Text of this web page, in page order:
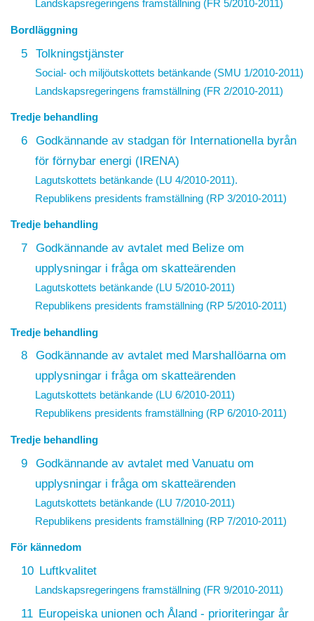
Landskapsregeringens framställning (FR 5/2010-2011)
Bordläggning
5 Tolkningstjänster
Social- och miljöutskottets betänkande (SMU 1/2010-2011)
Landskapsregeringens framställning (FR 2/2010-2011)
Tredje behandling
6
Godkännande av stadgan för Internationella byrån
för förnybar energi (IRENA)
Lagutskottets betänkande (LU 4/2010-2011).
Republikens presidents framställning (RP 3/2010-2011)
Tredje behandling
7
Godkännande av avtalet med Belize om
upplysningar i fråga om skatteärenden
Lagutskottets betänkande (LU 5/2010-2011)
Republikens presidents framställning (RP 5/2010-2011)
Tredje behandling
8
Godkännande av avtalet med Marshallöarna om
upplysningar i fråga om skatteärenden
Lagutskottets betänkande (LU 6/2010-2011)
Republikens presidents framställning (RP 6/2010-2011)
Tredje behandling
9
Godkännande av avtalet med Vanuatu om
upplysningar i fråga om skatteärenden
Lagutskottets betänkande (LU 7/2010-2011)
Republikens presidents framställning (RP 7/2010-2011)
För kännedom
10 Luftkvalitet
Landskapsregeringens framställning (FR 9/2010-2011)
11 Europeiska unionen och Åland - prioriteringar år